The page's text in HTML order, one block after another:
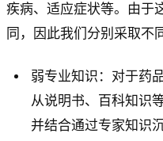
疾病、适应症状等。由于
同，因此我们分别采取不
弱专业知识：对于药
从说明书、百科知识
并结合通过专家知识